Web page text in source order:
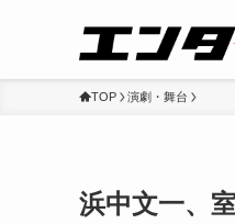
TOP 演劇・舞台
浜中文一、